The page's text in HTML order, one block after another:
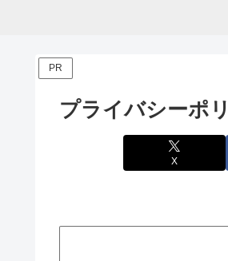
PR
プライバシーポ
X